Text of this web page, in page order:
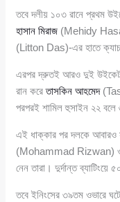
তবে দলীয় ১০৩ রানে প্রথম
হাসান মিরাজ (Mehidy
(Litton Das)-এর হাতে ক্যাচ
এরপর দ্রুতই আরও দুই উইকেট
রান করেতাসকিন আহমেদ
পরপরই শামিল হুসাইন ২২ বলে
এই ধাক্কার পর দলকে আবারও
(Mohammad Rizwan) ও
নেন তারা। দুর্দান্ত
তবে ইনিংসের ৩৯তম ওভারে